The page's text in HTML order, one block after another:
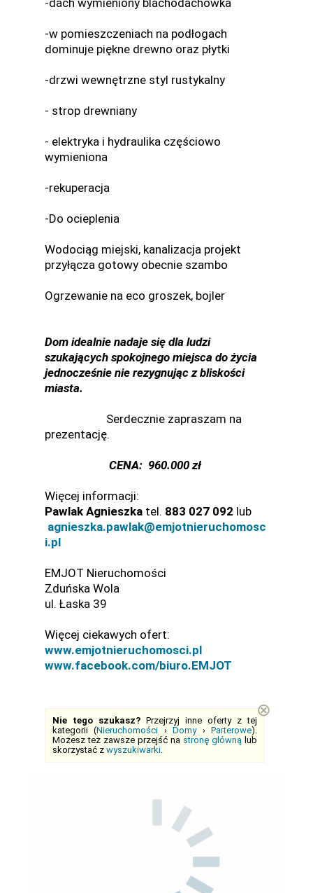
-dach wymieniony blachodachówka
-w pomieszczeniach na podłogach
dominuje piękne drewno oraz płytki
-drzwi wewnętrzne styl rustykalny
- strop drewniany
- elektryka i hydraulika częściowo
wymieniona
-rekuperacja
-Do ocieplenia
Wodociąg miejski, kanalizacja projekt
przyłącza gotowy obecnie szambo
Ogrzewanie na eco groszek, bojler
Dom idealnie nadaje się dla ludzi
szukających spokojnego miejsca do życia
jednocześnie nie rezygnując z bliskości
miasta.
Serdecznie zapraszam na
prezentację.
CENA: 960.000 zł
Więcej informacji:
Pawlak Agnieszka tel. 883 027 092 lub
agnieszka.pawlak@emjotnieruchomosc
i.pl
EMJOT Nieruchomości
Zduńska Wola
ul. Łaska 39
Więcej ciekawych ofert:
www.emjotnieruchomosci.pl
www.facebook.com/biuro.EMJOT
Nie tego szukasz? Przejrzyj inne oferty z tej
kategorii (Nieruchomości ›Domy›Parterowe).
Możesz też zawsze przejść na stronę główną lub
skorzystać z wyszukiwarki.
⊗